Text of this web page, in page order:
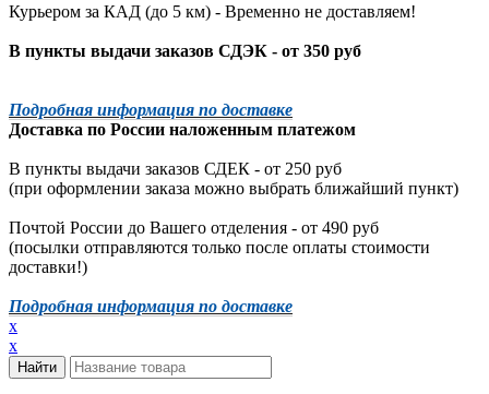
Курьером за КАД (до 5 км) - Временно не доставляем!
В пункты выдачи заказов СДЭК - от 350 руб
Подробная информация по доставке
Доставка по России наложенным платежом
В пункты выдачи заказов СДЕК - от 250 руб
(при оформлении заказа можно выбрать ближайший пункт)
Почтой России до Вашего отделения - от 490 руб
(посылки отправляются только после оплаты стоимости
доставки!)
Подробная информация по доставке
x
x